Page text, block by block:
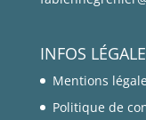
Photo
Voir sur Facebook
INFOS
Mentions
Politique de